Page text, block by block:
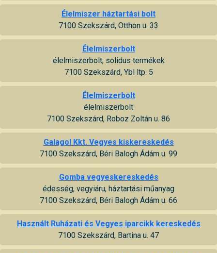
Élelmiszer háztartási bolt
7100 Szekszárd, Otthon u. 33
Élelmiszerbolt
élelmiszerbolt, solidus termékek
7100 Szekszárd, Ybl ltp. 5
Élelmiszerbolt
élelmiszerbolt
7100 Szekszárd, Roboz Zoltán u. 86
Galagol Kkt. Vegyes kiskereskedés
7100 Szekszárd, Béri Balogh Ádám u. 99
Gomba vegyeskereskedés
édesség, vegyiáru, háztartási műanyag
7100 Szekszárd, Béri Balogh Ádám u. 66
Használt Ruházati és Vegyes iparcikk kereskedés
7100 Szekszárd, Bartina u. 47